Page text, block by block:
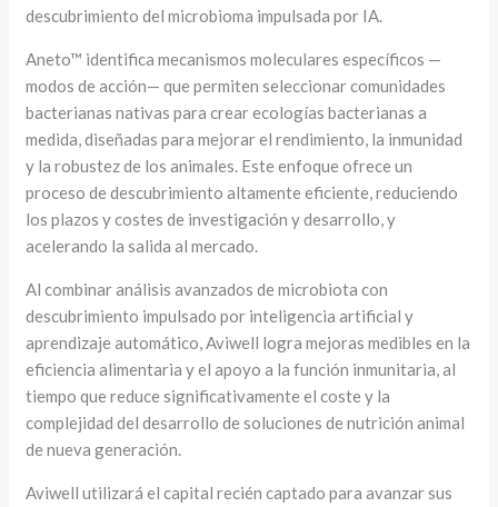
descubrimiento del microbioma impulsada por IA.
Aneto™ identifica mecanismos moleculares específicos —
modos de acción— que permiten seleccionar comunidades
bacterianas nativas para crear ecologías bacterianas a
medida, diseñadas para mejorar el rendimiento, la inmunidad
y la robustez de los animales. Este enfoque ofrece un
proceso de descubrimiento altamente eficiente, reduciendo
los plazos y costes de investigación y desarrollo, y
acelerando la salida al mercado.
Al combinar análisis avanzados de microbiota con
descubrimiento impulsado por inteligencia artificial y
aprendizaje automático, Aviwell logra mejoras medibles en la
eficiencia alimentaria y el apoyo a la función inmunitaria, al
tiempo que reduce significativamente el coste y la
complejidad del desarrollo de soluciones de nutrición animal
de nueva generación.
Aviwell utilizará el capital recién captado para avanzar sus